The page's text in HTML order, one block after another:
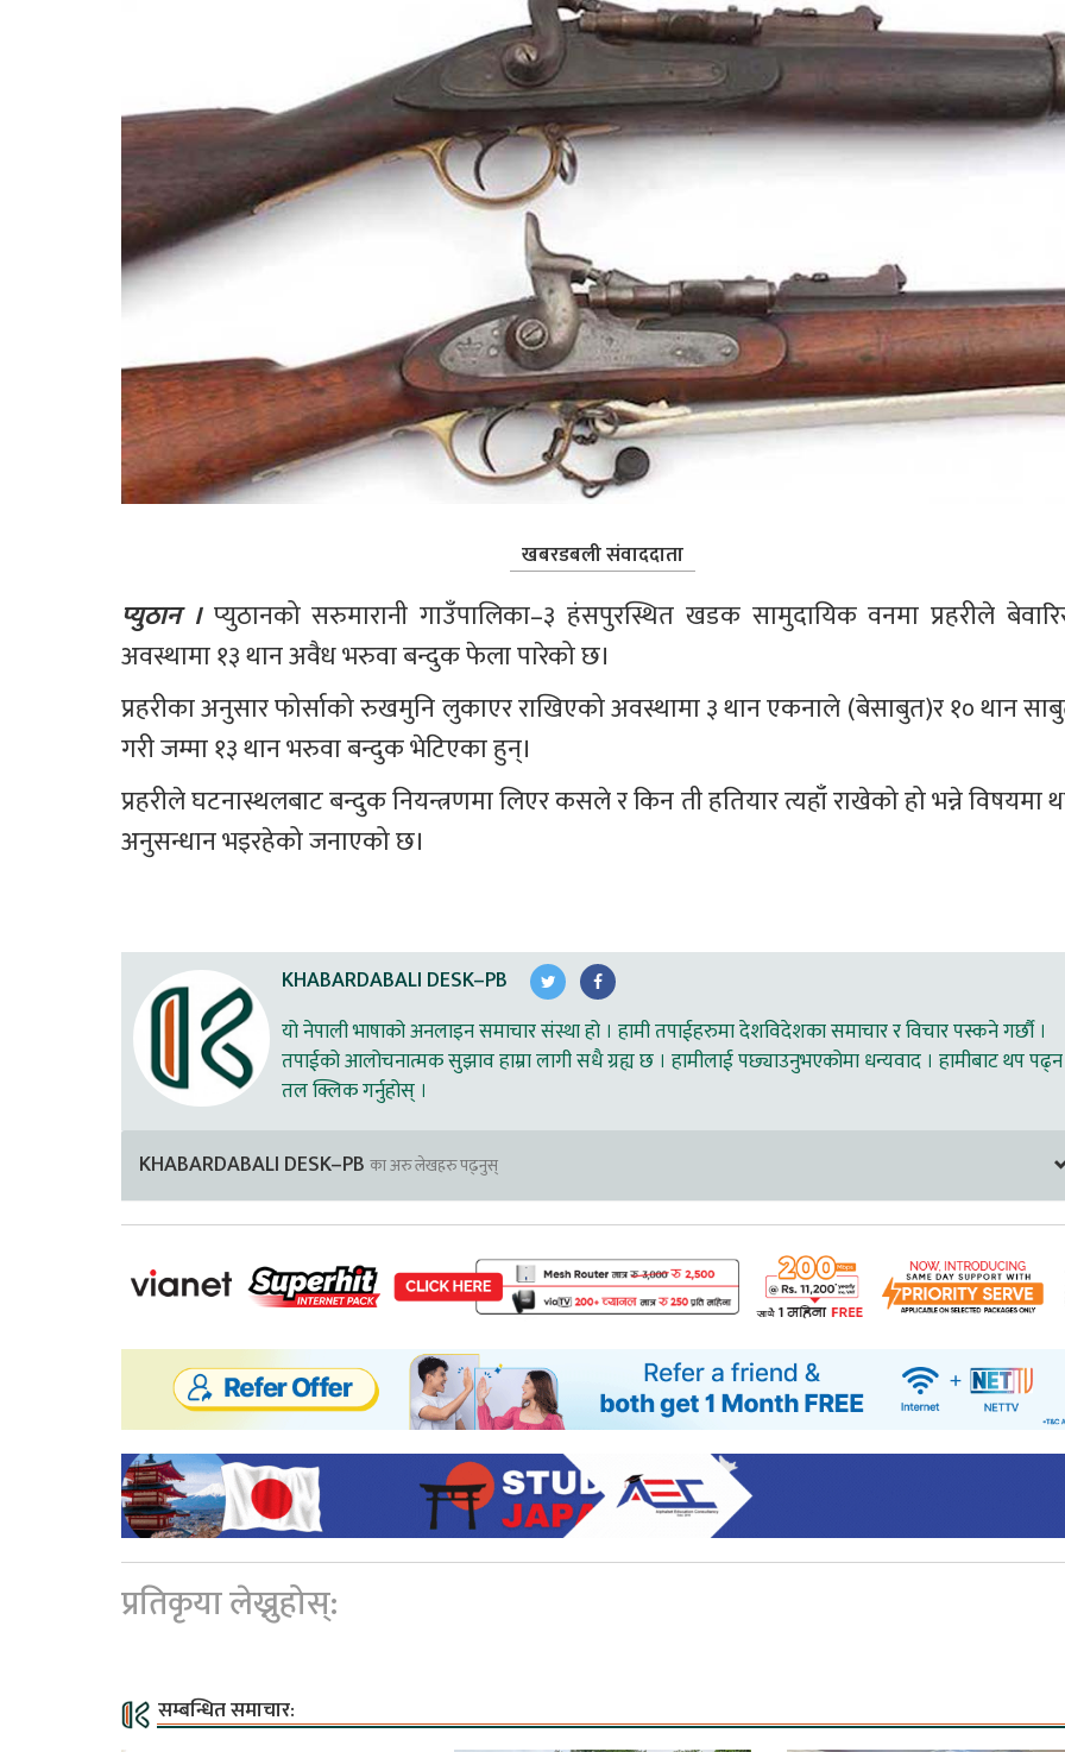
खबरडबली संवाददाता
प्युठान । प्युठानको सरुमारानी गाउँपालिका–३ हंसपुरस्थित खडक सामुदायिक वनमा प्रहरीले
अवस्थामा १३ थान अवैध भरुवा बन्दुक फेला पारेको छ।
प्रहरीका अनुसार फोर्साको रुखमुनि लुकाएर राखिएको अवस्थामा ३ थान एकनाले (बेसाबुत)र १० थान
गरी जम्मा १३ थान भरुवा बन्दुक भेटिएका हुन्।
प्रहरीले घटनास्थलबाट बन्दुक नियन्त्रणमा लिएर कसले र किन ती हतियार त्यहाँ राखेको हो भन्ने विषयमा
अनुसन्धान भइरहेको जनाएको छ।
KHABARDABALI DESK–PB
यो नेपाली भाषाको अनलाइन समाचार संस्था हो । हामी तपाईहरुमा देशविदेशका समाचार र विचार पस्कने गर्छौ ।
तपाईको आलोचनात्मक सुझाव हाम्रा लागी सधै ग्रह्य छ । हामीलाई पछ्याउनुभएकोमा धन्यवाद । हामीबाट थप पढ्न
तल क्लिक गर्नुहोस् ।
KHABARDABALI DESK–PB का अरु लेखहरु पढ्नुस्
प्रतिकृया लेख्नुहोस्:
सम्बन्धित समाचार: